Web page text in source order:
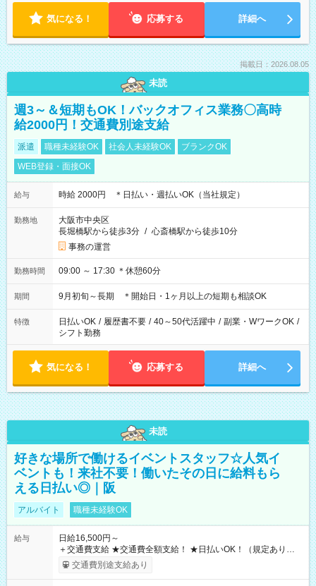
気になる！ 応募する 詳細へ
掲載日：2026.08.05
未読
週3～＆短期もOK！バックオフィス業務〇高時
給2000円！交通費別途支給
派遣 職種未経験OK 社会人未経験OK
ブランクOK
WEB登録・面接OK
給与 時給 2000円 ＊日払い・週払いOK（当社規定）
勤務地
大阪市中央区
長堀橋駅から徒歩3分 / 心斎橋駅から徒歩10分
事務の運営
勤務時間 09:00 ～ 17:30 ＊休憩60分
期間 9月初旬～長期 ＊開始日・1ヶ月以上の短期も相談OK
特徴 日払いOK / 履歴書不要 / 40～50代活躍中 / 副業・WワークOK /
シフト勤務
気になる！ 応募する 詳細へ
未読
好きな場所で働けるイベントスタッフ☆人気イ
ベントも！来社不要！働いたその日に給料もら
える日払い◎｜阪
アルバイト 職種未経験OK
給与
日給16,500円～
＋交通費支給 ★交通費全額支給！ ★日払いOK！（規定あり） ┗
働いたその日に現金GET♪ お仕事後はコンビニATMから 日払
交通費別途支給あり